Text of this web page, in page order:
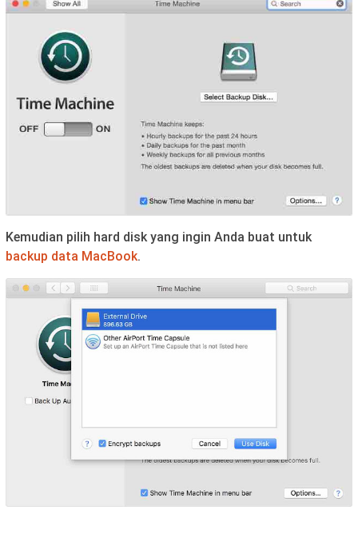
Kemudian pilih hard disk yang ingin Anda buat untuk
backup data MacBook.